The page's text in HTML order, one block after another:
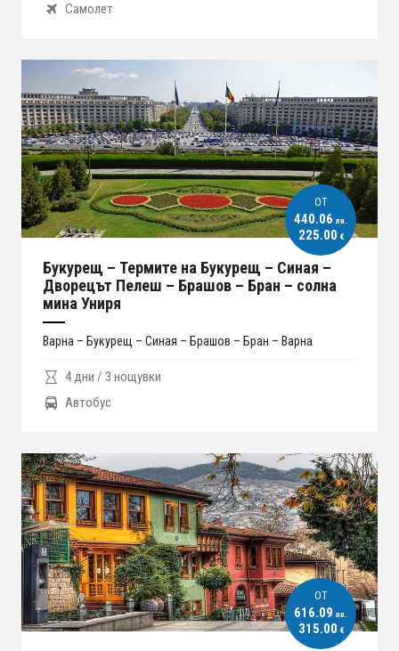
Самолет
ОT
440.06 лв.
225.00 €
Букурещ – Термите на Букурещ – Синая –
Дворецът Пелеш – Брашов – Бран – солна
мина Униря
Варна – Букурещ – Синая – Брашов – Бран – Варна
4 дни / 3 нощувки
Автобус
ОT
616.09 лв.
315.00 €